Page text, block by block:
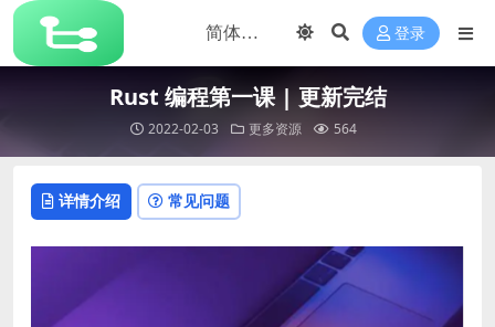
登录
Rust 编程第一课 | 更新完结
2022-02-03 更多资源 564
详情介绍 常见问题